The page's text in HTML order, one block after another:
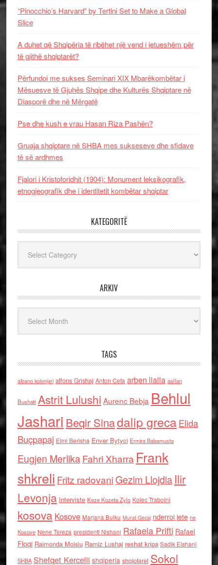
“Pinocchio’s Harvard” by Tertini Set to Make a Global
Slice
A duhet që Shqipëria të ribëhet një vend i jetueshëm për
të gjithë shqiptarët?
Përfundoi me sukses Seminari XIX Mbarëkombëtar i
Mësuesve të Gjuhës Shqipe dhe Kulturës Shqiptare në
Diasporë dhe në Mërgatë
Pse dhe kush e vrau Hasan Riza Pashën?
Gruaja shqiptare në SHBA mes sukseseve dhe sfidave
të së ardhmes
Fjalori i Kristoforidhit (1904): Monument leksikografik,
etnogjeografik dhe i identitetit kombëtar shqiptar
KATEGORITË
ARKIV
TAGS
albano kolonjari alfons Grishaj Anton Cefa arben llalla asllan
Bushati Astrit Lulushi Aurenc Bebja Behlul
Jashari Beqir Sinadalip grecaElida
Buçpapaj Elmi Berisha Enver Bytyci Ermira Babamusta
Eugjen MerlikaFahri Xharra Frank
shkreli Fritz radovaniGezim Llojdia Ilir
Levonja Interviste Keze Kozeta Zylo Kolec Traboini
kosova Kosove Marjana Bulku Murat Gecaj nderroi jete ne
Kosove Nene Tereza presidenti Nishani Rafaela Prifti Rafael
Floqi Raimonda Moisiu Ramiz Lushaj reshat kripa Sadik Elshani
SHBA Shefqet Kercelli shqiperia shqiptaret Sokol